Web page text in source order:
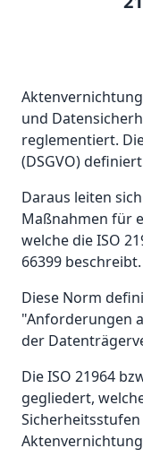
und
reglementiert.
(DSGVO)
Daraus leiten
Maßnahmen für
welche die ISO
66399 beschreibt.
Diese Norm
"Anforderungen
der
Die ISO 21964
gegliedert,